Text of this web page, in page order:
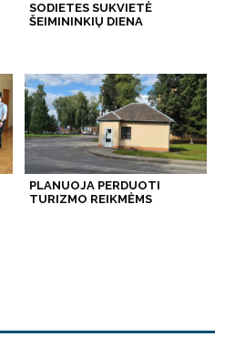
SODIETES SUKVIETĖ
ŠEIMININKIŲ DIENA
PLANUOJA PERDUOTI
TURIZMO REIKMĖMS